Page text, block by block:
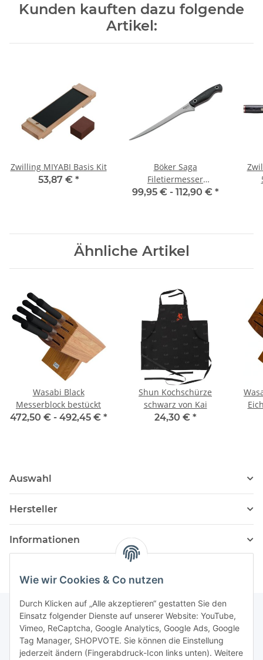
Wie wir Cookies & Co nutzen
Durch Klicken auf „Alle akzeptieren“ gestatten Sie den
Einsatz folgender Dienste auf unserer Website: YouTube,
Vimeo, ReCaptcha, Google Analytics, Google Ads, Google
Tag Manager, SHOPVOTE. Sie können die Einstellung
jederzeit ändern (Fingerabdruck-Icon links unten). Weitere
Kunden kauften dazu folgende
Artikel:
Zwilling MIYABI Basis Kit
53,87 € *
Böker Saga
Filetiermesser
stonewash
99,95 € - 112,90 € *
Ähnliche Artikel
Wasabi Black
Messerblock bestückt
472,50 € - 492,45 € *
Shun Kochschürze
schwarz von Kai
24,30 € *
Auswahl
Hersteller
Informationen
Newsletter Abonnieren